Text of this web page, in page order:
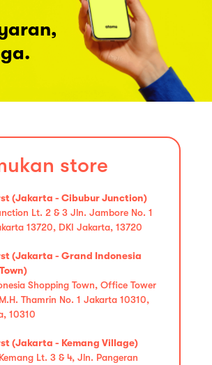
store
(Jakarta - Cibubur Junction)
Lt. 2 & 3 Jln. Jambore No. 1
13720, DKI Jakarta, 13720
(Jakarta - Grand Indonesia
Shopping Town, Office Tower
Thamrin No. 1 Jakarta 10310,
10310
(Jakarta - Kemang Village)
Lt. 3 & 4, Jln. Pangeran